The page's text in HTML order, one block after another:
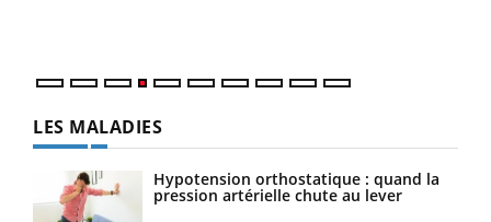
LES MALADIES
Hypotension orthostatique : quand la
pression artérielle chute au lever